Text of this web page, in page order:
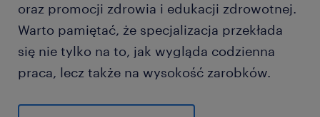
oraz promocji zdrowia i edukacji zdrowotnej.
Warto pamiętać, że specjalizacja przekłada
się nie tylko na to, jak wygląda codzienna
praca, lecz także na wysokość zarobków.